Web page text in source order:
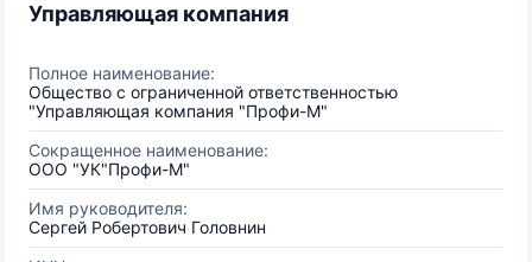
Управляющая компания
Полное наименование:
Общество с ограниченной ответственностью
"Управляющая компания "Профи-М"
Сокращенное наименование:
ООО "УК"Профи-М"
Имя руководителя:
Сергей Робертович Головнин